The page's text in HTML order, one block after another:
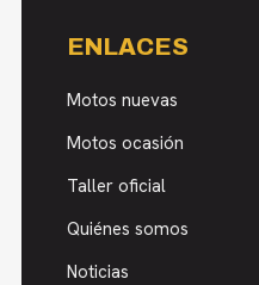
ENLACES
Motos nuevas
Motos ocasión
Taller oficial
Quiénes somos
Noticias